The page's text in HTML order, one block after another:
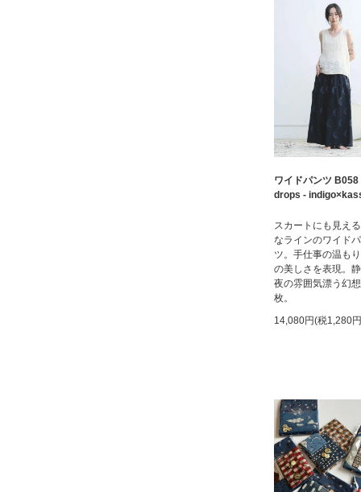
ワイドパンツ B058
drops -
スカートにも見え
なラインのワイド
ツ。手仕事の温も
の美しさを表現。
夜の雰囲気漂う幻
枚。
14,080円(税1,280